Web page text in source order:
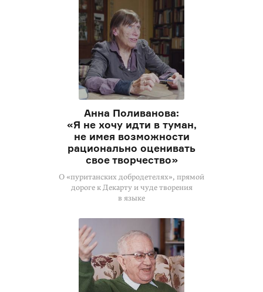
Анна Поливанова:
«Я не хочу идти в туман,
не имея возможности
рационально оценивать
свое творчество»
О «пуританских добродетелях», прямой
дороге к Декарту и чуде творения
в языке